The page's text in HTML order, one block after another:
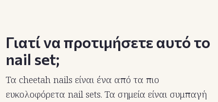
Γιατί να προτιμήσετε αυτό το
nail set;
Τα cheetah nails είναι ένα από τα πιο
ευκολοφόρετα nail sets. Τα σημεία είναι συμπαγή